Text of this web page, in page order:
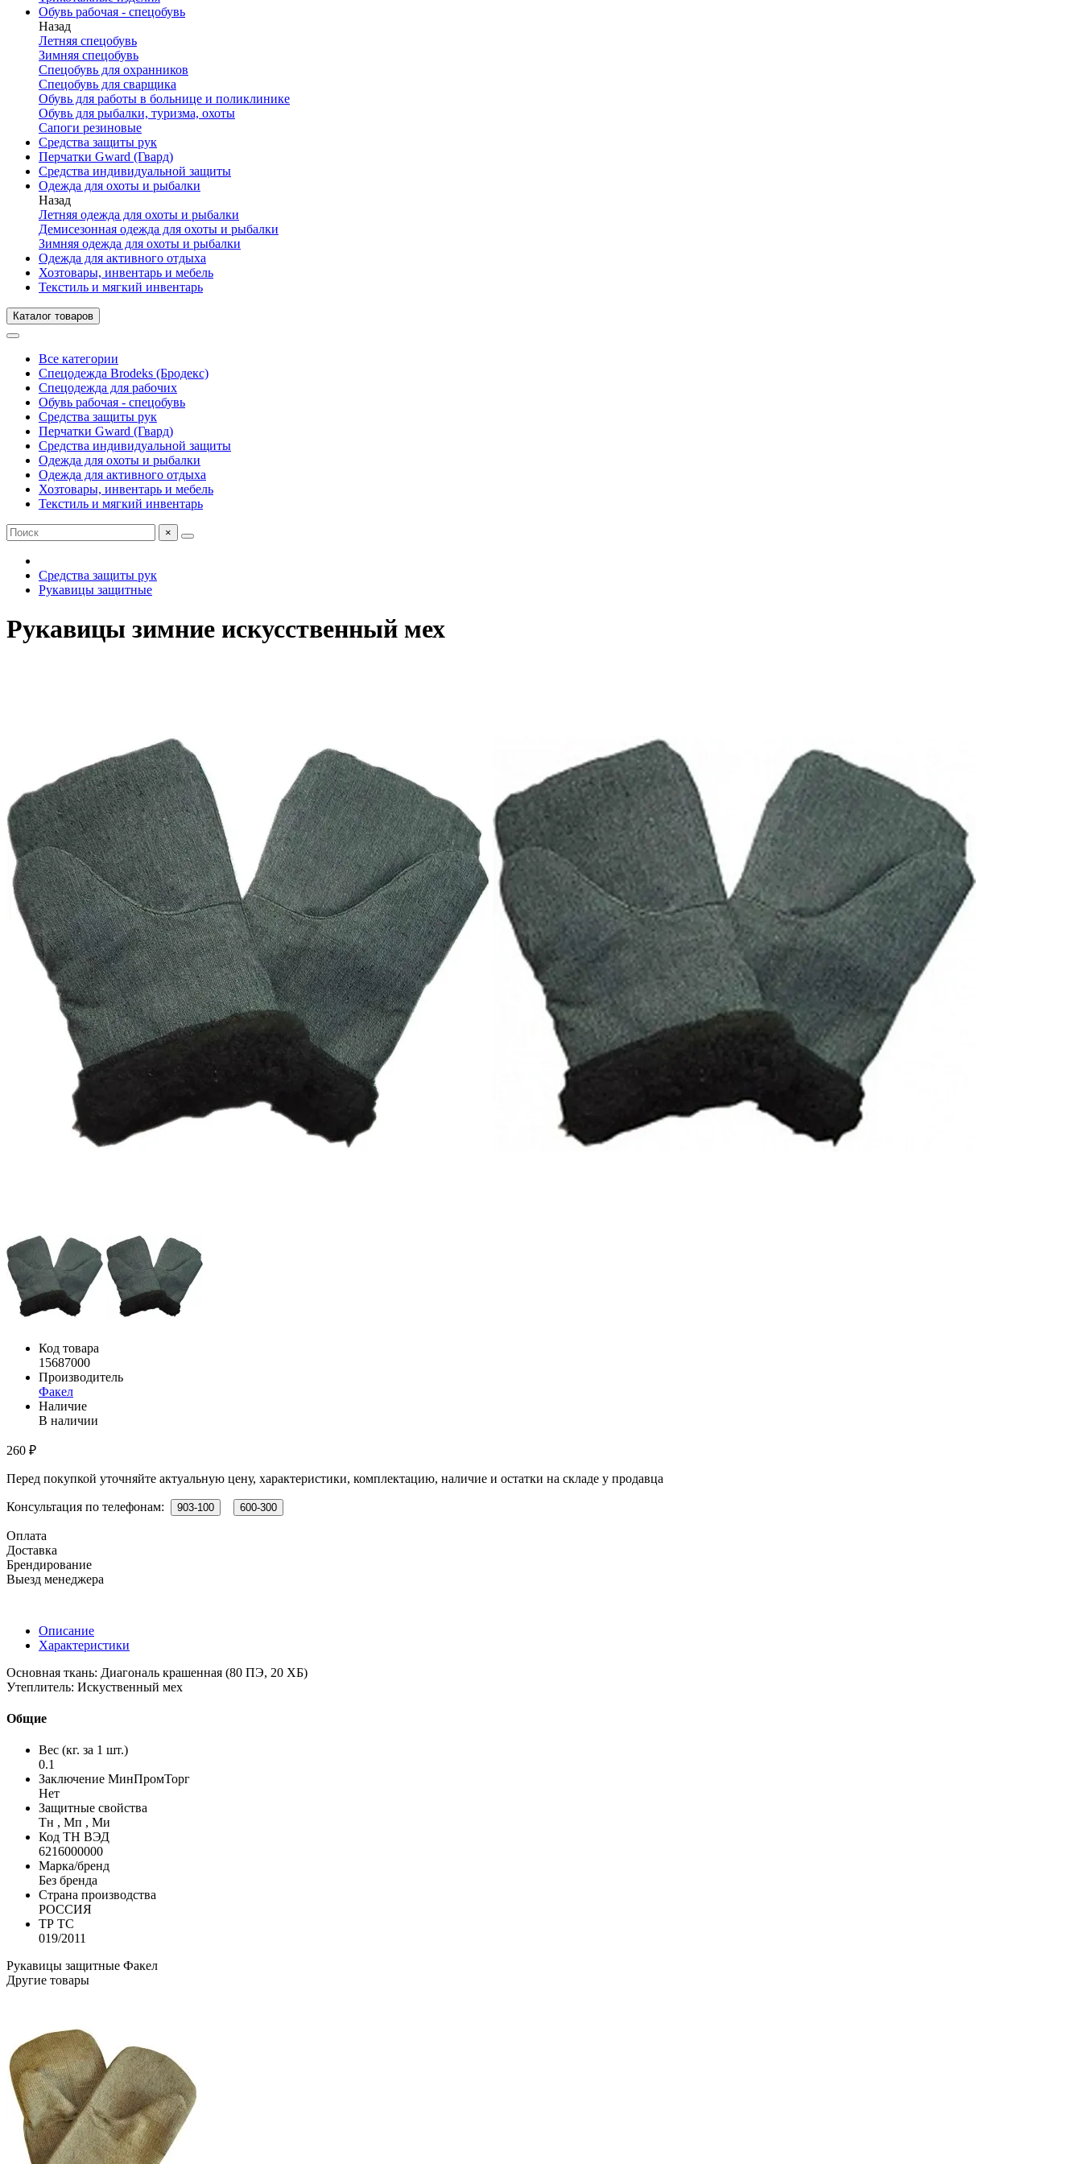
Обувь рабочая - спецобувь
Назад
Летняя спецобувь
Зимняя спецобувь
Спецобувь для охранников
Спецобувь для сварщика
Обувь для работы в больнице и поликлинике
Обувь для рыбалки, туризма, охоты
Сапоги резиновые
Средства защиты рук
Перчатки Gward (Гвард)
Средства индивидуальной защиты
Одежда для охоты и рыбалки
Назад
Летняя одежда для охоты и рыбалки
Демисезонная одежда для охоты и рыбалки
Зимняя одежда для охоты и рыбалки
Одежда для активного отдыха
Хозтовары, инвентарь и мебель
Текстиль и мягкий инвентарь
Каталог товаров
Все категории
Спецодежда Brodeks (Бродекс)
Спецодежда для рабочих
Обувь рабочая - спецобувь
Средства защиты рук
Перчатки Gward (Гвард)
Средства индивидуальной защиты
Одежда для охоты и рыбалки
Одежда для активного отдыха
Хозтовары, инвентарь и мебель
Текстиль и мягкий инвентарь
×
Средства защиты рук
Рукавицы защитные
Рукавицы зимние искусственный мех
Код товара
15687000
Производитель
Факел
Наличие
В наличии
260 ₽
Перед покупкой уточняйте актуальную цену, характеристики, комплектацию, наличие и остатки на складе у продавца
Консультация по телефонам: 903-100 600-300
Оплата
Доставка
Брендирование
Выезд менеджера
Описание
Характеристики
Основная ткань: Диагональ крашенная (80 ПЭ, 20 ХБ)
Утеплитель: Искуственный мех
Общие
Вес (кг. за 1 шт.)
0.1
Заключение МинПромТорг
Нет
Защитные свойства
Тн , Мп , Ми
Код ТН ВЭД
6216000000
Марка/бренд
Без бренда
Страна производства
РОССИЯ
ТР ТС
019/2011
Рукавицы защитные Факел
Другие товары